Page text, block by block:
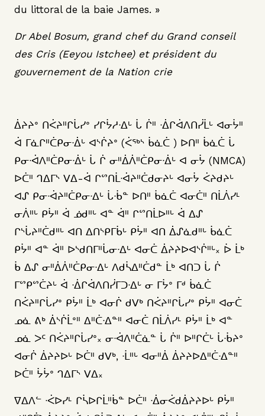
du littoral de la baie James. »
Dr Abel Bosum, grand chef du Grand conseil
des Cris (Eeyou Istchee) et président du
gouvernement de la Nation crie
ᐄᔨᔨᐤ ᑎᐹᔨᐦᒋᒑᓯᐤ ᓯᒋᔮᓱᐧᐃᒡ ᒑ ᒌᐦ ᐧᐄᒋᐋᐱᑎᓰᒫᒡ ᐊᓂᔮᐦ
ᐋ ᒥᓈᒋᐦᑖᑭᓂᐧᐄᒡ ᐊᔅᒌᔨᐤ (ᐹᕐᒃᔅ ᑳᓈᑖ ) ᐅᑎᐦ ᑳᓈᑖ ᒑ
ᑭᓂᐧᐋᐱᐦᑖᑭᓂᐧᐄᒡ ᒑ ᒌ ᓂᐦᐄᐲᐦᑖᑭᓂᐧᐄᒡ ᐊ ᓂᔮ (NMCA)
ᐅᑖᐦ ᒉᐃᒥᔅ ᐯᐃ-ᐋ ᒋᔥᑎᒫᐧᐋᔨᐦᑖᑯᓂᔨᒡ ᐊᓂᔮ ᐹᔨᑯᔨᒡ
ᐊᔑ ᑭᓂᐧᐋᔨᐦᑖᑭᓂᐧᐃᒡ ᒑᐧᑳᓐ ᐅᑎᐦ ᑳᓈᑖ ᐊᓂᑖᐦ ᑎᒫᐲᓯᒻ
ᓂᐲᐦᒡ ᑭᔮᐦ ᐋ ᓅᑯᐦᒡ ᐊᓐ ᐋᐦ ᒋᔥᑎᒫᐅᐦᒡ ᐋ ᐃᔑ
ᒋᔅᒑᔨᐦᑖᑯᐦᒡ ᐊᑎ ᐃᑎᔅᑭᒥᑳᒡ ᑭᔮᐦ ᐊᑎ ᐄᔑᓈᑯᐦᒡ ᑳᓈᑖ
ᑭᔮᐦ ᐊᓐ ᐋᐦ ᐅᔅᑯᑎᒥᐦᒑᓂᐧᐃᒡ ᐊᓂᑖ ᐄᔨᔨᐅᐊᔅᒌᐦᒡ᙮ ᐆ ᒫᒃ
ᑳ ᐃᔑ ᓂᐦᐄᐲᐦᑖᑭᓂᐧᐃᒡ ᐱᑯᓵᐃᐦᑖᑯᓐ ᒫᒃ ᐊᑎᑐ ᒑ ᒌ
ᒥᔥᑭᔥᑖᔨᒡ ᐋ ᐧᐄᒋᐋᐱᑎᓰᒥᑐᐧᐃᒡ ᓂ ᒥᔮᐤ ᒥᒄ ᑳᓈᑖ
ᑎᐹᔨᐦᒋᒑᓯᐤ ᑭᔮᐦ ᒫᒃ ᐊᓂᒌ ᑯᐯᒃ ᑎᐹᔨᐦᒋᒑᓯᐤ ᑭᔮᐦ ᐊᓂᑖ
ᓄᓈ ᕕᒃ ᐄᔅᒌᒫᐤᐦ ᐃᐦᑖᐧᐃᓐᐦ ᐊᓂᑖ ᑎᒫᐲᓯᒻ ᑭᔮᐦ ᒫᒃ ᐊᓐ
ᓄᓈ ᐳᑦ ᑎᐹᔨᐦᒋᒑᓯᐤ᙮ ᓂᐧᐋᐱᐦᑖᓈᓐ ᒑ ᒌᐦ ᐅᐦᒋᑖᒡ ᒑᐧᑳᔨᐤ
ᐊᓂᒌ ᐄᔨᔨᐅᒡ ᐅᑖᐦ ᑯᐯᒃ, ᐧᒫᐦᒡ ᐊᓂᐦᐄ ᐄᔨᔨᐅᐃᐦᑖᐧᐃᓐᐦ
ᐅᑖᐦ ᔮᔮᐤ ᒉᐃᒥᔅ ᐯᐃ᙮
ᐁᐃᐱᓪ ᐧᐹᐅᓯᒻ ᒋᓵᐅᒋᒫᐦᑳᓐ ᐅᑖᐦ ᐧᐄᓂᐹᑯᐄᔨᔨᐅᒡ ᑭᔮᐦ